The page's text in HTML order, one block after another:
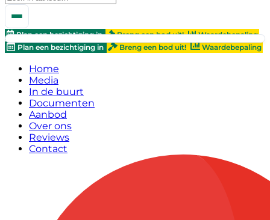
Plan een bezichtiging in Breng een bod uit!
Waardebepaling
Plan een bezichtiging in
Breng een bod uit! Waardebepaling
Home
Media
In de buurt
Documenten
Aanbod
Over ons
Reviews
Contact